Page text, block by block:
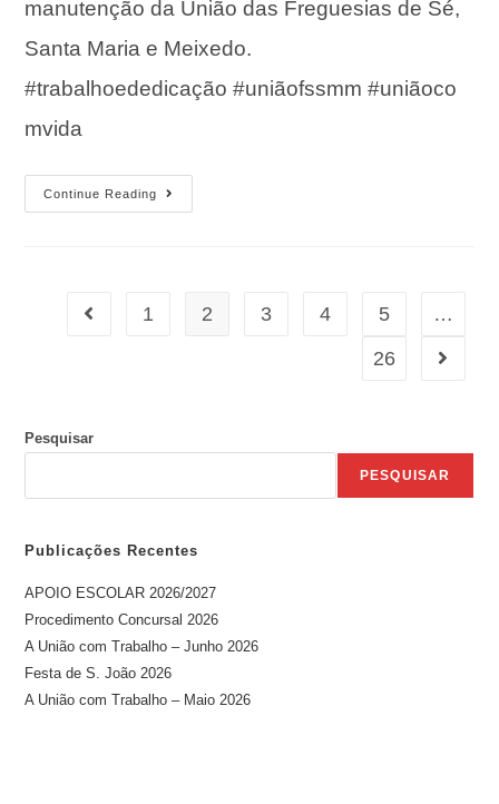
manutenção da União das Freguesias de Sé,
Santa Maria e Meixedo.
#trabalhoededicação #uniãofssmm #uniãoco
mvida
Continue Reading
1 2 3 4 5
…
26
Pesquisar
PESQUISAR
Publicações Recentes
APOIO ESCOLAR 2026/2027
Procedimento Concursal 2026
A União com Trabalho – Junho 2026
Festa de S. João 2026
A União com Trabalho – Maio 2026